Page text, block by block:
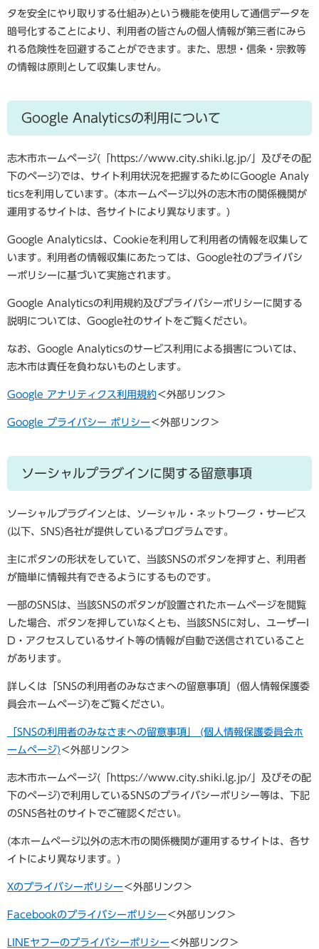
タを安全にやり取りする仕組み)という機能を使用して通信データを
暗号化することにより、利用者の皆さんの個人情報が第三者にみら
れる危険性を回避することができます。また、思想・信条・宗教等
の情報は原則として収集しません。
Google Analyticsの利用について
志木市ホームページ(「https://www.city.shiki.lg.jp/​」及びその配
下のページ)では、サイト利用状況を把握するためにGoogle Analy
ticsを利用しています。(本ホームページ以外の志木市の関係機関が
運用するサイトは、各サイトにより異なります。)
Google Analyticsは、Cookieを利用して利用者の情報を収集して
います。利用者の情報収集にあたっては、Google社のプライバシ
ーポリシーに基づいて実施されます。
Google Analyticsの利用規約及びプライバシーポリシーに関する
説明については、Google社のサイトをご覧ください。
なお、Google Analyticsのサービス利用による損害については、
志木市は責任を負わないものとします。
Google アナリティクス利用規約 ＜外部リンク＞
Google プライバシー ポリシー ＜外部リンク＞
ソーシャルプラグインに関する留意事項
ソーシャルプラグインとは、ソーシャル・ネットワーク・サービス
(以下、SNS)各社が提供しているプログラムです。
主にボタンの形状をしていて、当該SNSのボタンを押すと、利用者
が簡単に情報共有できるようにするものです。
一部のSNSは、当該SNSのボタンが設置されたホームページを閲覧
した場合、ボタンを押していなくとも、当該SNSに対し、ユーザーI
D・アクセスしているサイト等の情報が自動で送信されていること
があります。
詳しくは「SNSの利用者のみなさまへの留意事項」(個人情報保護委
員会ホームページ)をご覧ください。
「SNSの利用者のみなさまへの留意事項」 (個人情報保護委員会ホ
ームページ) ＜外部リンク＞
志木市ホームページ(「https://www.city.shiki.lg.jp/​」及びその配
下のページ)で利用しているSNSのプライバシーポリシー等は、下記
のSNS各社のサイトでご確認ください。
(本ホームページ以外の志木市の関係機関が運用するサイトは、各サ
イトにより異なります。)
Xのプライバシーポリシー ＜外部リンク＞
Facebookのプライバシーポリシー ＜外部リンク＞
LINEヤフーのプライバシーポリシー ＜外部リンク＞